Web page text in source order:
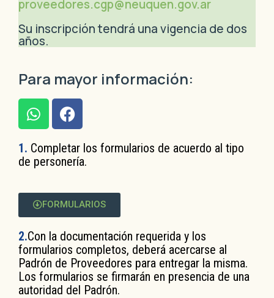
proveedores.cgp@neuquen.gov.ar
Su inscripción tendrá una vigencia de dos
años.
Para mayor información:
1. Completar los formularios de acuerdo al tipo
de personería.
FORMULARIOS
2.Con la documentación requerida y los
formularios completos, deberá acercarse al
Padrón de Proveedores para entregar la misma.
Los formularios se firmarán en presencia de una
autoridad del Padrón.